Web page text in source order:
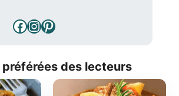
Facebook
Instagram
Pinterest
des lecteurs